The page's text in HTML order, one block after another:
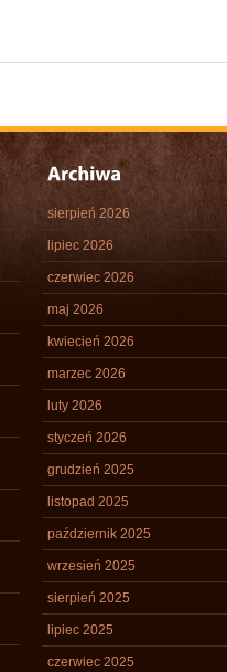
sierpień 2026
lipiec 2026
czerwiec 2026
maj 2026
kwiecień 2026
marzec 2026
luty 2026
styczeń 2026
grudzień 2025
listopad 2025
październik 2025
wrzesień 2025
sierpień 2025
lipiec 2025
czerwiec 2025